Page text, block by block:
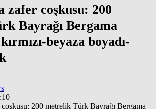
zafer coşkusu: 200
Bayrağı Bergama
beyaza boyadı-